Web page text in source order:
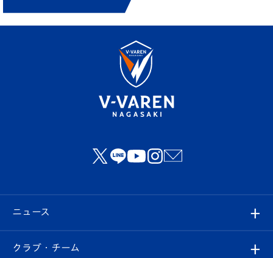
ニュース
すべて
クラブ・チーム